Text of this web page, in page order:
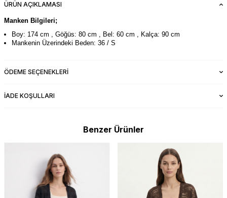
ÜRÜN AÇIKLAMASI
Manken Bilgileri;
Boy: 174 cm , Göğüs: 80 cm , Bel: 60 cm , Kalça: 90 cm
Mankenin Üzerindeki Beden: 36 / S
ÖDEME SEÇENEKLERI
İADE KOŞULLARI
Benzer Ürünler